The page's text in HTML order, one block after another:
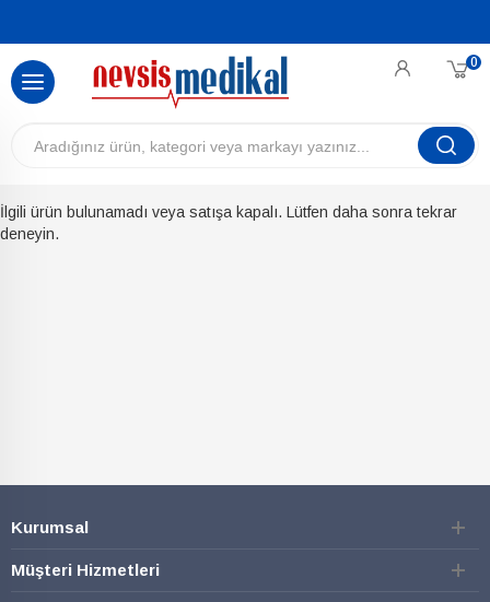
0
İlgili ürün bulunamadı veya satışa kapalı. Lütfen daha sonra tekrar
deneyin.
Kurumsal
Müşteri Hizmetleri